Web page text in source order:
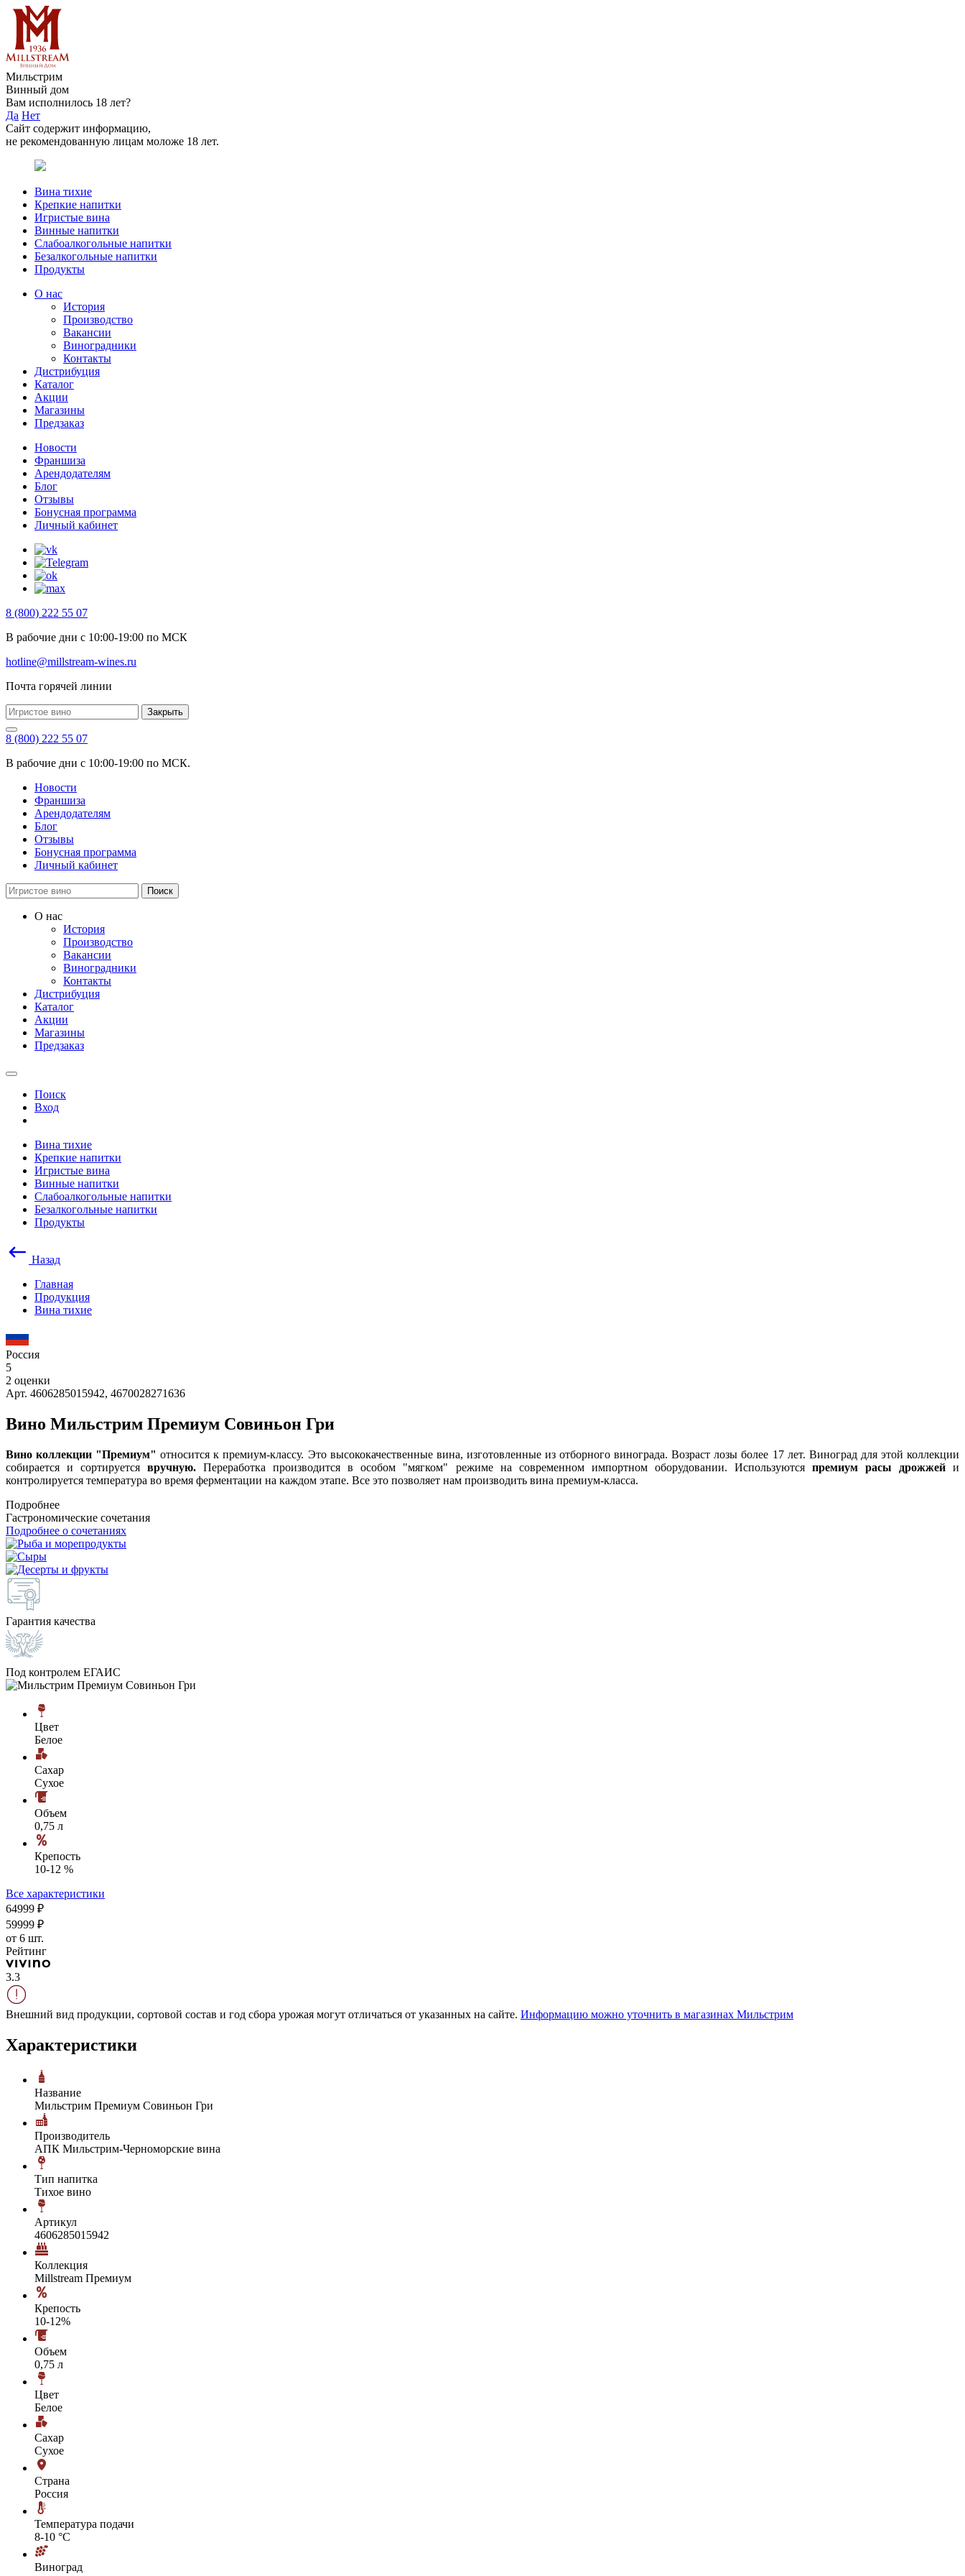
Мильстрим
Винный дом
Вам исполнилось 18 лет?
Да Нет
Сайт содержит информацию,
не рекомендованную лицам моложе 18 лет.
Вина тихие
Крепкие напитки
Игристые вина
Винные напитки
Слабоалкогольные напитки
Безалкогольные напитки
Продукты
О нас
История
Производство
Вакансии
Виноградники
Контакты
Дистрибуция
Каталог
Акции
Магазины
Предзаказ
Новости
Франшиза
Арендодателям
Блог
Отзывы
Бонусная программа
Личный кабинет
8 (800) 222 55 07
В рабочие дни с 10:00-19:00 по МСК
hotline@millstream-wines.ru
Почта горячей линии
Закрыть
8 (800) 222 55 07
В рабочие дни с 10:00-19:00 по МСК.
Новости
Франшиза
Арендодателям
Блог
Отзывы
Бонусная программа
Личный кабинет
Поиск
О нас
История
Производство
Вакансии
Виноградники
Контакты
Дистрибуция
Каталог
Акции
Магазины
Предзаказ
Поиск
Вход
Вина тихие
Крепкие напитки
Игристые вина
Винные напитки
Слабоалкогольные напитки
Безалкогольные напитки
Продукты
Назад
Главная
Продукция
Вина тихие
Россия
5
2 оценки
Арт. 4606285015942, 4670028271636
Вино Мильстрим Премиум Совиньон Гри
Вино коллекции "Премиум" относится к премиум-классу. Это высококачественные вина, изготовленные из отборного винограда. Возраст лозы более 17 лет. Виноград для этой коллекции
собирается и сортируетсявручную. Переработка производится в особом "мягком" режиме на современном импортном оборудовании. Используются премиум расы дрожжейи
контролируется температура во время ферментации на каждом этапе. Все это позволяет нам производить вина премиум-класса.
Подробнее
Гастрономические сочетания
Подробнее о сочетаниях
Гарантия качества
Под контролем ЕГАИС
Цвет
Белое
Сахар
Сухое
Объем
0,75 л
Крепость
10-12 %
Все характеристики
64999 ₽
59999 ₽
от 6 шт.
Рейтинг
3.3
Внешний вид продукции, сортовой состав и год сбора урожая могут отличаться от указанных на сайте. Информацию можно уточнить в магазинах Мильстрим
Характеристики
Название
Мильстрим Премиум Совиньон Гри
Производитель
АПК Мильстрим-Черноморские вина
Тип напитка
Тихое вино
Артикул
4606285015942
Коллекция
Millstream Премиум
Крепость
10-12%
Объем
0,75 л
Цвет
Белое
Сахар
Сухое
Страна
Россия
Температура подачи
8-10 °С
Виноград